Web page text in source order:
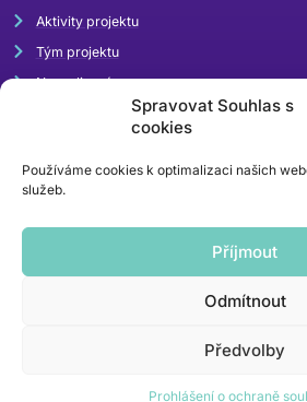
Spravovat Souhlas s
cookies
Používáme cookies k optimalizaci našich
služeb.
Příjmout
Odmítnout
Předvolby
Prohlášení o ochraně
Aktivity projektu
Tým projektu
Napsali o nás